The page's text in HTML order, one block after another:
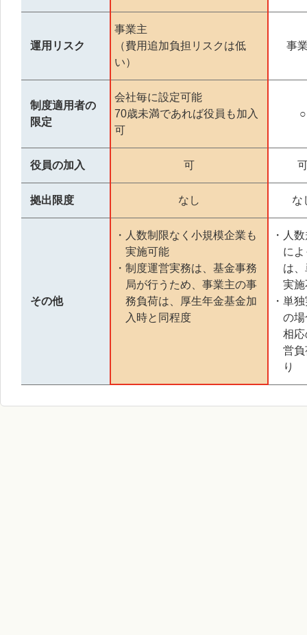
運用リスク
事業主
（費用追加負担リスクは低
い）
事
制度適用者の
限定
会社毎に設定可能
70歳未満であれば役員も加入
可
○
役員の加入 可
拠出限度 なし な
その他
・人数制限なく小規模企業も
実施可能
・制度運営実務は、基金事務
局が行うため、事業主の事
務負荷は、厚生年金基金加
入時と同程度
・人
に
は
実
・単
の
相
営
り